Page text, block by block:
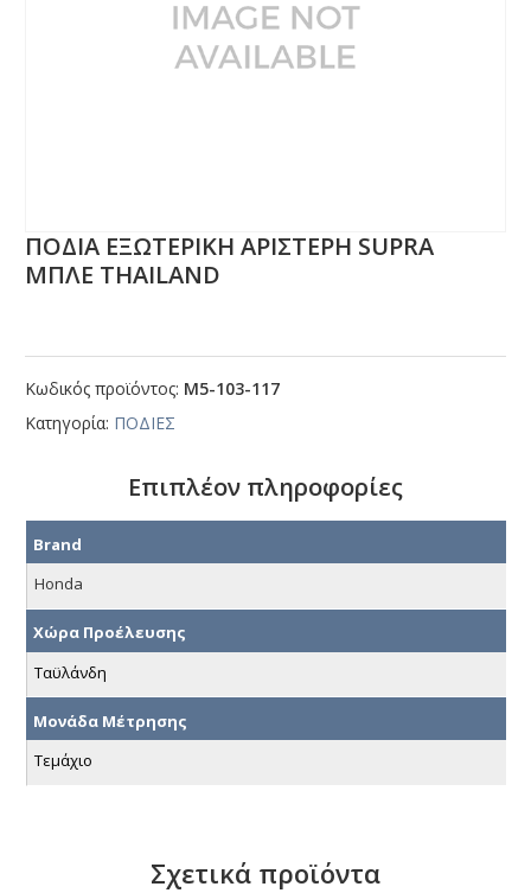
ΠΟΔΙΑ ΕΞΩΤΕΡΙΚΗ ΑΡΙΣΤΕΡΗ SUΡRΑ
ΜΠΛΕ ΤΗΑΙLΑΝD
Κωδικός προϊόντος: Μ5-103-117
Κατηγορία: ΠΟΔΙΕΣ
Επιπλέον πληροφορίες
Brand
Honda
Χώρα Προέλευσης
Ταϋλάνδη
Μονάδα Μέτρησης
Τεμάχιο
Σχετικά προϊόντα